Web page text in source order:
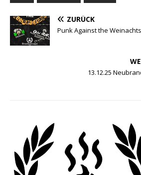
ZURÜCK
Punk Against the
13.12.25